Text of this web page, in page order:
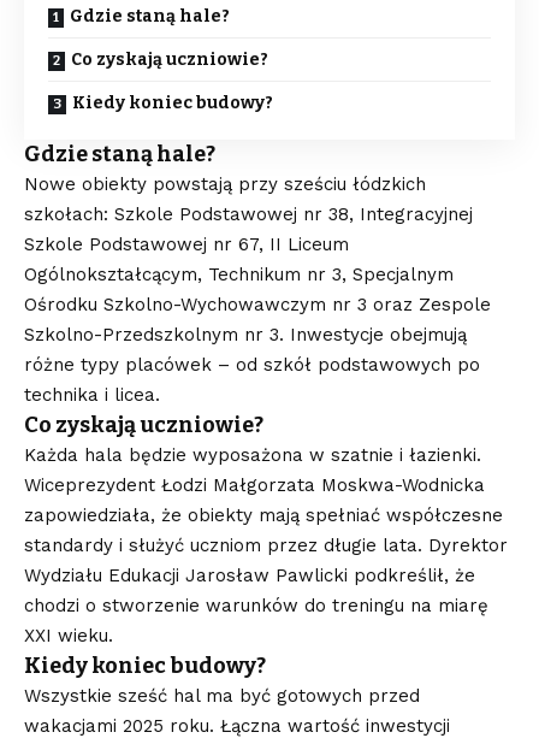
Gdzie staną hale?
Co zyskają uczniowie?
Kiedy koniec budowy?
Gdzie staną hale?
Nowe obiekty powstają przy sześciu łódzkich
szkołach: Szkole Podstawowej nr 38, Integracyjnej
Szkole Podstawowej nr 67, II Liceum
Ogólnokształcącym, Technikum nr 3, Specjalnym
Ośrodku Szkolno-Wychowawczym nr 3 oraz Zespole
Szkolno-Przedszkolnym nr 3. Inwestycje obejmują
różne typy placówek – od szkół podstawowych po
technika i licea.
Co zyskają uczniowie?
Każda hala będzie wyposażona w szatnie i łazienki.
Wiceprezydent Łodzi Małgorzata Moskwa-Wodnicka
zapowiedziała, że obiekty mają spełniać współczesne
standardy i służyć uczniom przez długie lata. Dyrektor
Wydziału Edukacji Jarosław Pawlicki podkreślił, że
chodzi o stworzenie warunków do treningu na miarę
XXI wieku.
Kiedy koniec budowy?
Wszystkie sześć hal ma być gotowych przed
wakacjami 2025 roku. Łączna wartość inwestycji